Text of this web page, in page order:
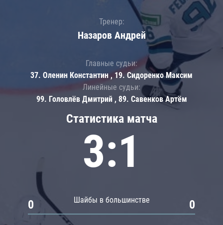
Статистика матча
3:1
Шайбы в большинстве
0 0
Тренер:
Назаров Андрей
Главные судьи:
37. Оленин Константин , 19. Сидоренко Максим
Линейные судьи:
99. Головлёв Дмитрий , 89. Савенков Артём